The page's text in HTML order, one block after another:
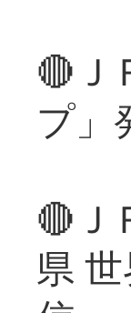
🔴Ｊ
プ」
🔴Ｊ
県